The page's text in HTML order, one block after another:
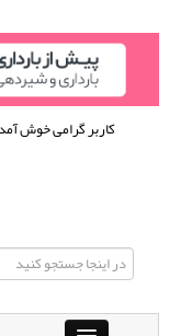
کاربر گرامی خوش